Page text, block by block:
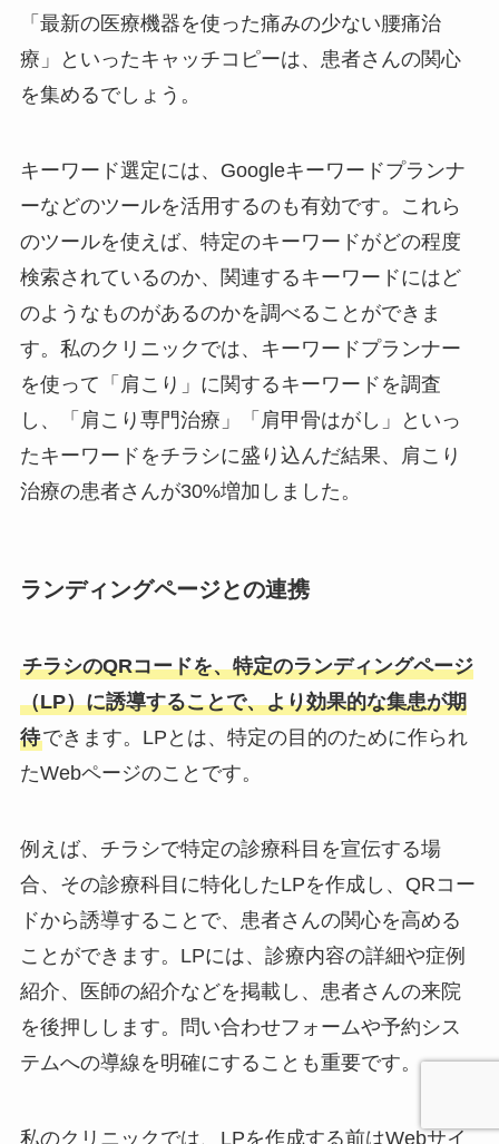
「最新の医療機器を使った痛みの少ない腰痛治
療」といったキャッチコピーは、患者さんの関心
を集めるでしょう。
キーワード選定には、Googleキーワードプランナ
ーなどのツールを活用するのも有効です。これら
のツールを使えば、特定のキーワードがどの程度
検索されているのか、関連するキーワードにはど
のようなものがあるのかを調べることができま
す。私のクリニックでは、キーワードプランナー
を使って「肩こり」に関するキーワードを調査
し、「肩こり専門治療」「肩甲骨はがし」といっ
たキーワードをチラシに盛り込んだ結果、肩こり
治療の患者さんが30%増加しました。
ランディングページとの連携
チラシのQRコードを、特定のランディングページ
（LP）に誘導することで、より効果的な集患が期
待できます。LPとは、特定の目的のために作られ
たWebページのことです。
例えば、チラシで特定の診療科目を宣伝する場
合、その診療科目に特化したLPを作成し、QRコー
ドから誘導することで、患者さんの関心を高める
ことができます。LPには、診療内容の詳細や症例
紹介、医師の紹介などを掲載し、患者さんの来院
を後押しします。問い合わせフォームや予約シス
テムへの導線を明確にすることも重要です。
私のクリニックでは、LPを作成する前はWebサイ